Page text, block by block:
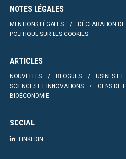
NOTES LÉGALES
MENTIONS LÉGALES
DÉCLARATION
POLITIQUE SUR LES COOKIES
ARTICLES
NOUVELLES BLOGUES
USINES ET
SCIENCES ET INNOVATIONS
GENS DE
BIOÉCONOMIE
SOCIAL
LINKEDIN